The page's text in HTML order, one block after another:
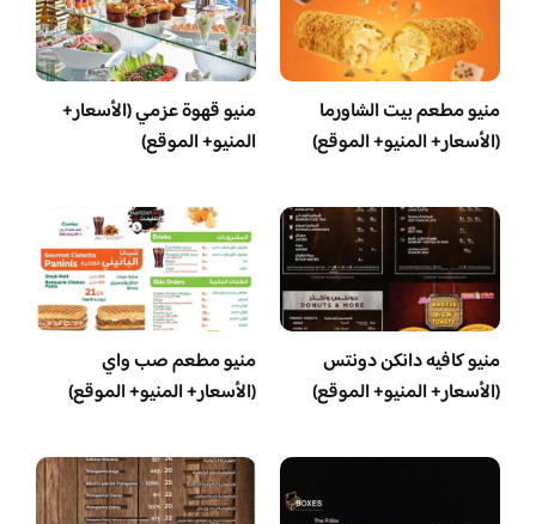
منيو مطعم بيت الشاورما
(الأسعار+ المنيو+ الموقع)
منيو قهوة عزمي (الأسعار+
المنيو+ الموقع)
منيو كافيه دانكن دونتس
(الأسعار+ المنيو+ الموقع)
منيو مطعم صب واي
(الأسعار+ المنيو+ الموقع)